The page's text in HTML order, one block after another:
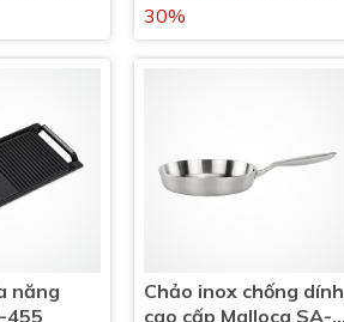
30%
năng
455
Chảo inox chống dính
cao cấp Malloca SA-